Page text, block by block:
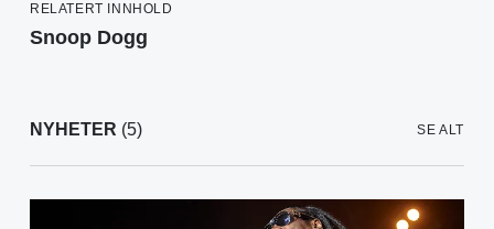
RELATERT INNHOLD
Snoop Dogg
NYHETER (5) SE ALT